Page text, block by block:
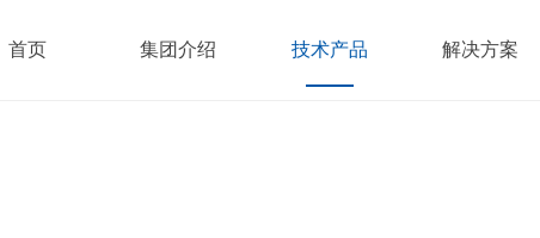
首页 集团介绍 技术产品 解决方案